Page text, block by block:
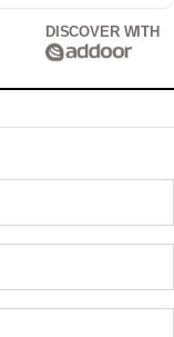
DISCOVER WITH